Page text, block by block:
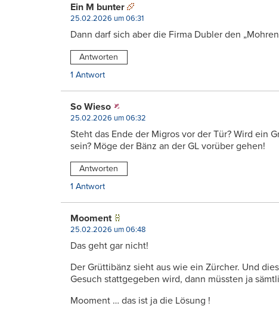
Ein M bunter
25.02.2026 um 06:31
Dann darf sich aber die Firma Dubler den
Antworten
1 Antwort
So Wieso
25.02.2026 um 06:32
Steht das Ende der Migros vor der Tür? Wird ein
sein? Möge der Bänz an der GL vorüber gehen!
Antworten
1 Antwort
Mooment
25.02.2026 um 06:48
Das geht gar nicht!
Der Grüttibänz sieht aus wie ein Zürcher. Und
Gesuch stattgegeben wird, dann müssten ja
Mooment … das ist ja die Lösung !